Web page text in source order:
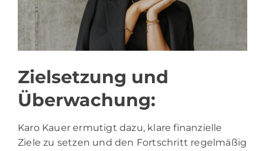
Zielsetzung und
Überwachung:
Karo Kauer ermutigt dazu, klare finanzielle
Ziele zu setzen und den Fortschritt regelmäßig